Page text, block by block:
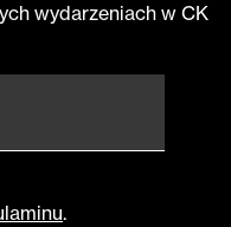
wydarzeniach w CK
.